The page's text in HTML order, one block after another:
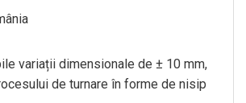
variații dimensionale de ± 10 mm,
de turnare în forme de nisip